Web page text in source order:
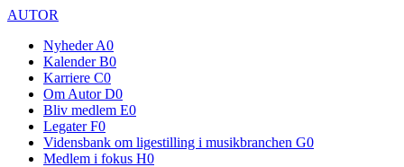
AUTOR
Nyheder A0
Kalender B0
Karriere C0
Om Autor D0
Bliv medlem E0
Legater F0
Vidensbank om ligestilling i musikbranchen G0
Medlem i fokus H0